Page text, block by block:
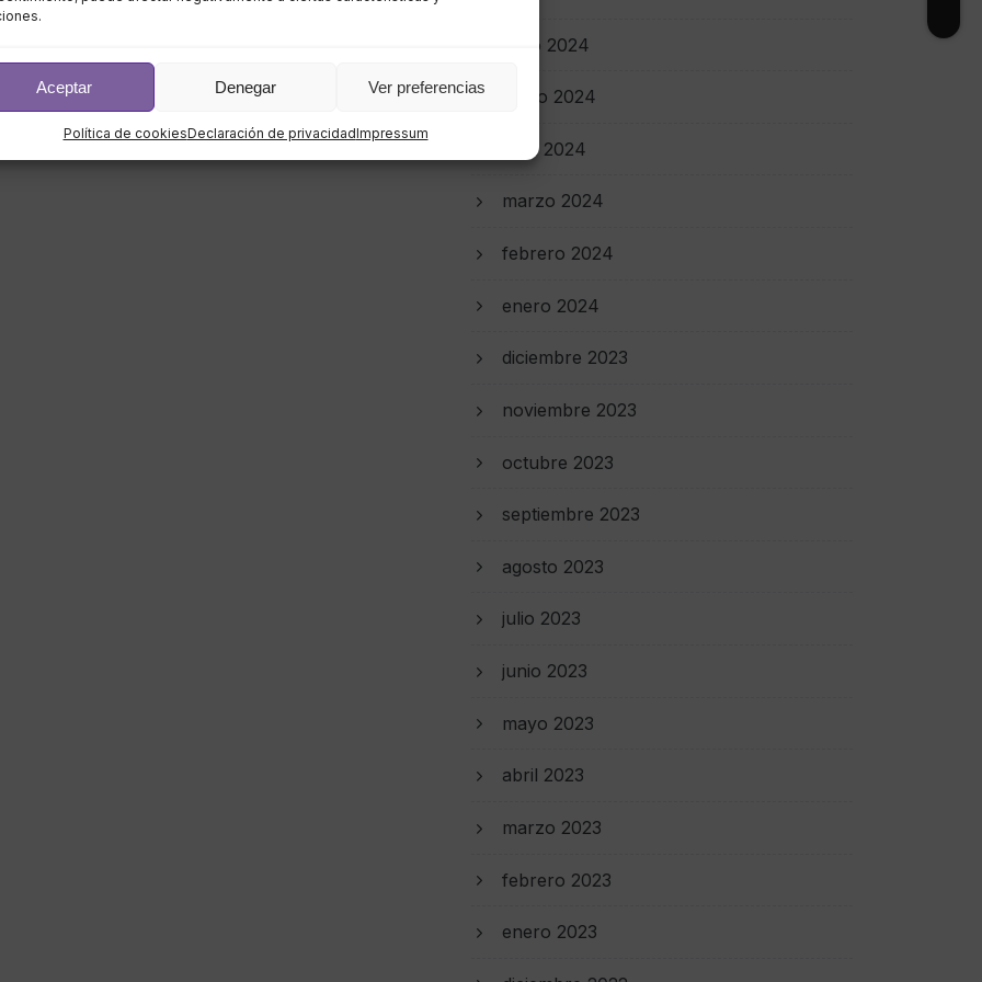
Aceptar Denegar Ver preferencias
Política de cookiesDeclaración de privacidadImpressum
junio 2024
mayo 2024
abril 2024
marzo 2024
febrero 2024
enero 2024
diciembre 2023
noviembre 2023
octubre 2023
septiembre 2023
agosto 2023
julio 2023
junio 2023
mayo 2023
abril 2023
marzo 2023
febrero 2023
enero 2023